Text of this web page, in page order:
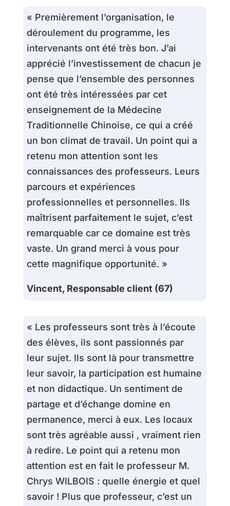
« Premièrement l’organisation, le
déroulement du programme, les
intervenants ont été très bon. J’ai
apprécié l’investissement de chacun je
pense que l’ensemble des personnes
ont été très intéressées par cet
enseignement de la Médecine
Traditionnelle Chinoise, ce qui a créé
un bon climat de travail. Un point qui a
retenu mon attention sont les
connaissances des professeurs. Leurs
parcours et expériences
professionnelles et personnelles. Ils
maîtrisent parfaitement le sujet, c’est
remarquable car ce domaine est très
vaste. Un grand merci à vous pour
cette magnifique opportunité. »
Vincent, Responsable client (67)
« Les professeurs sont très à l’écoute
des élèves, ils sont passionnés par
leur sujet. Ils sont là pour transmettre
leur savoir, la participation est humaine
et non didactique. Un sentiment de
partage et d’échange domine en
permanence, merci à eux. Les locaux
sont très agréable aussi , vraiment rien
à redire. Le point qui a retenu mon
attention est en fait le professeur M.
Chrys WILBOIS : quelle énergie et quel
savoir ! Plus que professeur, c’est un